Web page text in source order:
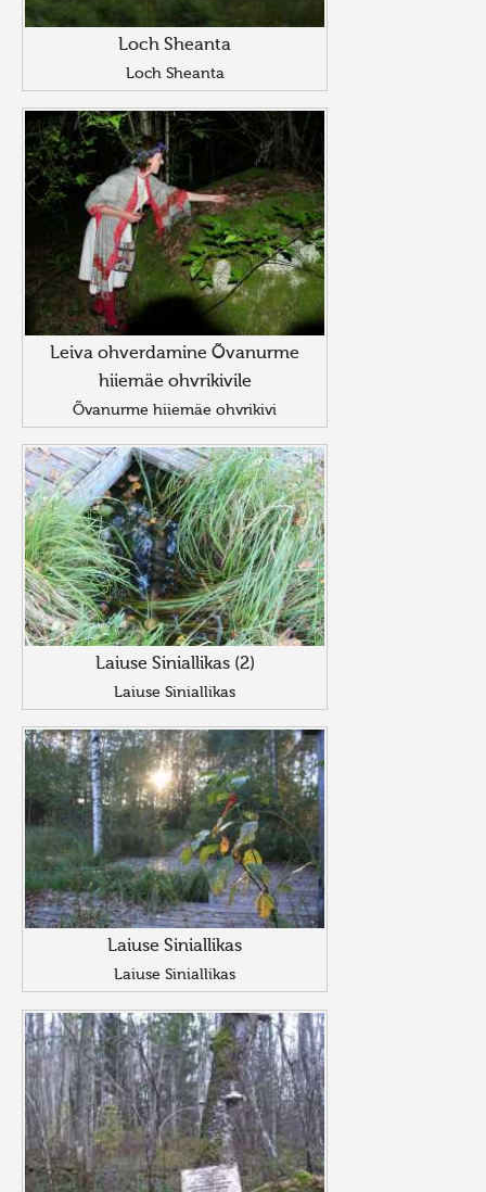
Loch Sheanta
Loch Sheanta
Leiva ohverdamine Õvanurme
hiiemäe ohvrikivile
Õvanurme hiiemäe ohvrikivi
Laiuse Siniallikas (2)
Laiuse Siniallikas
Laiuse Siniallikas
Laiuse Siniallikas